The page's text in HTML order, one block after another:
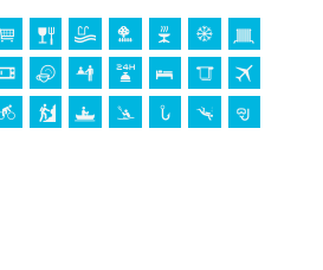
Wasserski (weniger als 5 Kilometer
Javea) und Reiten (weniger als 10
entfernt)